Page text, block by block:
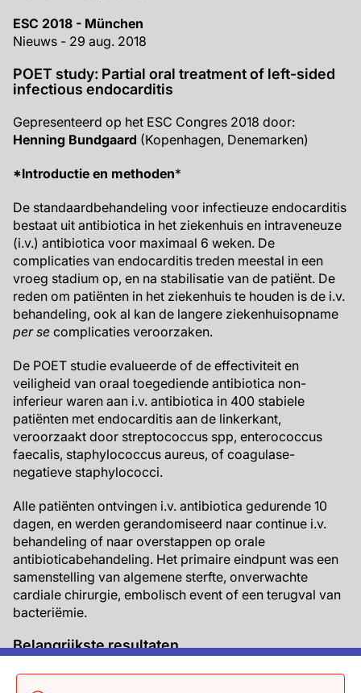
ESC 2018 - München
Nieuws - 29 aug. 2018
POET study: Partial oral treatment of left-sided
infectious endocarditis
Gepresenteerd op het ESC Congres 2018 door:
Henning Bundgaard (Kopenhagen, Denemarken)
*Introductie en methoden*
De standaardbehandeling voor infectieuze endocarditis
bestaat uit antibiotica in het ziekenhuis en intraveneuze
(i.v.) antibiotica voor maximaal 6 weken. De
complicaties van endocarditis treden meestal in een
vroeg stadium op, en na stabilisatie van de patiënt. De
reden om patiënten in het ziekenhuis te houden is de i.v.
behandeling, ook al kan de langere ziekenhuisopname
per se complicaties veroorzaken.
De POET studie evalueerde of de effectiviteit en
veiligheid van oraal toegediende antibiotica non-
inferieur waren aan i.v. antibiotica in 400 stabiele
patiënten met endocarditis aan de linkerkant,
veroorzaakt door streptococcus spp, enterococcus
faecalis, staphylococcus aureus, of coagulase-
negatieve staphylococci.
Alle patiënten ontvingen i.v. antibiotica gedurende 10
dagen, en werden gerandomiseerd naar continue i.v.
behandeling of naar overstappen op orale
antibioticabehandeling. Het primaire eindpunt was een
samenstelling van algemene sterfte, onverwachte
cardiale chirurgie, embolisch event of een terugval van
bacteriëmie.
Belangrijkste resultaten
Het primaire eindpunt werd in 12.1% van patiënten in de